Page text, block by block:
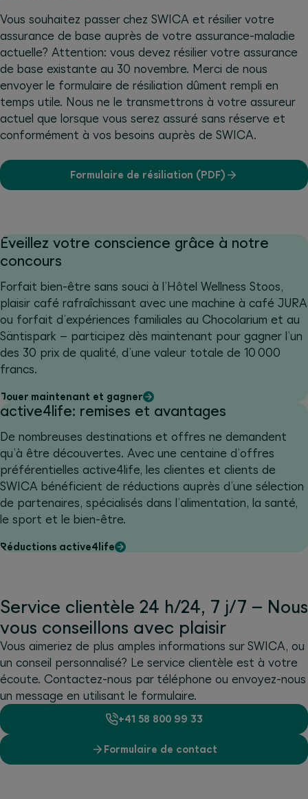
Vous souhaitez passer chez SWICA et résilier votre
assurance de base auprès de votre assurance-maladie
actuelle? Attention: vous devez résilier votre assurance
de base existante au 30 novembre. Merci de nous
envoyer le formulaire de résiliation dûment rempli en
temps utile. Nous ne le transmettrons à votre assureur
actuel que lorsque vous serez assuré sans réserve et
conformément à vos besoins auprès de SWICA.
Formulaire de résiliation (PDF)
Éveillez votre conscience grâce à notre
concours
Forfait bien-être sans souci à l’Hôtel Wellness Stoos,
plaisir café rafraîchissant avec une machine à café JURA
ou forfait d’expériences familiales au Chocolarium et au
Säntispark – participez dès maintenant pour gagner l’un
des 30 prix de qualité, d’une valeur totale de 10 000
francs.
Jouer maintenant et gagner
active4life: remises et avantages
De nombreuses destinations et offres ne demandent
qu’à être découvertes. Avec une centaine d’offres
préférentielles active4life, les clientes et clients de
SWICA bénéficient de réductions auprès d’une sélection
de partenaires, spécialisés dans l’alimentation, la santé,
le sport et le bien-être.
Réductions active4life
Service clientèle 24 h/24, 7 j/7 – Nous
vous conseillons avec plaisir
Vous aimeriez de plus amples informations sur SWICA, ou
un conseil personnalisé? Le service clientèle est à votre
écoute. Contactez-nous par téléphone ou envoyez-nous
un message en utilisant le formulaire.
+41 58 800 99 33
Formulaire de contact